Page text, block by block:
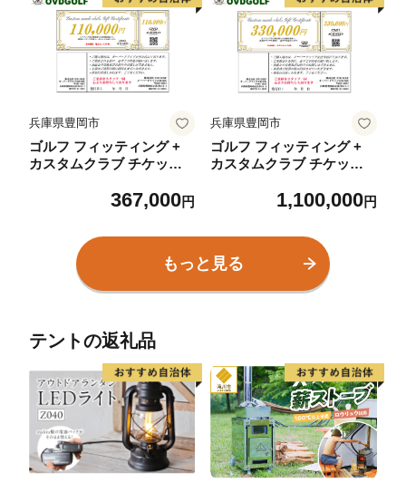
ゴルフ用品 スポーツ用品
日本製 MADE IN JAPAN
国産 ゴルフクラブ
GOLF
兵庫県豊岡市
ゴルフ フィッティング +
カスタムクラブ チケット 1
ルフクラブ 制作 取扱いブ
ター オーダーメイド OVD
367,000円
兵庫県豊岡市
ゴルフ フィッティング +
カスタムクラブ チケット 3
ルフクラブ 制作 取扱いブ
ター オーダーメイド OVD
GOLF
1,100,000円
もっと見る
テントの返礼品